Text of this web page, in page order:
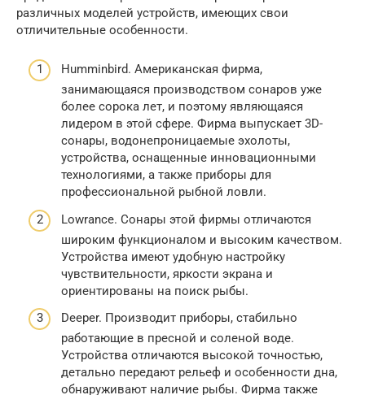
различных моделей устройств, имеющих свои
отличительные особенности.
Humminbird. Американская фирма,
занимающаяся производством сонаров уже
более сорока лет, и поэтому являющаяся
лидером в этой сфере. Фирма выпускает 3D-
сонары, водонепроницаемые эхолоты,
устройства, оснащенные инновационными
технологиями, а также приборы для
профессиональной рыбной ловли.
Lowrance. Сонары этой фирмы отличаются
широким функционалом и высоким качеством.
Устройства имеют удобную настройку
чувствительности, яркости экрана и
ориентированы на поиск рыбы.
Deeper. Производит приборы, стабильно
работающие в пресной и соленой воде.
Устройства отличаются высокой точностью,
детально передают рельеф и особенности дна,
обнаруживают наличие рыбы. Фирма также